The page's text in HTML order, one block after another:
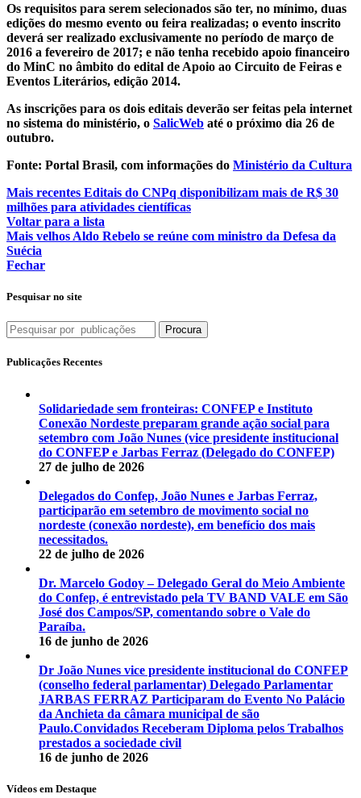
Os requisitos para serem selecionados são ter, no mínimo, duas
edições do mesmo evento ou feira realizadas; o evento inscrito
deverá ser realizado exclusivamente no período de março de
2016 a fevereiro de 2017; e não tenha recebido apoio financeiro
do MinC no âmbito do edital de Apoio ao Circuito de Feiras e
Eventos Literários, edição 2014.
As inscrições para os dois editais deverão ser feitas pela internet
no sistema do ministério, o SalicWeb até o próximo dia 26 de
outubro.
Fonte: Portal Brasil, com informações do Ministério da Cultura
Mais recentes Editais do CNPq disponibilizam mais de R$ 30
milhões para atividades científicas
Voltar para a lista
Mais velhos Aldo Rebelo se reúne com ministro da Defesa da
Suécia
Fechar
Pesquisar no site
Procura
Publicações Recentes
Solidariedade sem fronteiras: CONFEP e Instituto
Conexão Nordeste preparam grande ação social para
setembro com João Nunes (vice presidente institucional
do CONFEP e Jarbas Ferraz (Delegado do CONFEP)
27 de julho de 2026
Delegados do Confep, João Nunes e Jarbas Ferraz,
participarão em setembro de movimento social no
nordeste (conexão nordeste), em benefício dos mais
necessitados.
22 de julho de 2026
Dr. Marcelo Godoy – Delegado Geral do Meio Ambiente
do Confep, é entrevistado pela TV BAND VALE em São
José dos Campos/SP, comentando sobre o Vale do
Paraíba.
16 de junho de 2026
Dr João Nunes vice presidente institucional do CONFEP
(conselho federal parlamentar) Delegado Parlamentar
JARBAS FERRAZ Participaram do Evento No Palácio
da Anchieta da câmara municipal de são
Paulo.Convidados Receberam Diploma pelos Trabalhos
prestados a sociedade civil
16 de junho de 2026
Vídeos em Destaque